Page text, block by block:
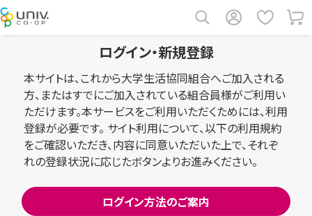
ログイン・新規登録
本サイトは、これから大学生活協同組合へご加入される
方、またはすでにご加入されている組合員様がご利用い
ただけます。本サービスをご利用いただくためには、利用
登録が必要です。 サイト利用について、以下の利用規約
をご確認いただき、内容に同意いただいた上で、それぞ
れの登録状況に応じたボタンよりお進みください。
ログイン方法のご案内